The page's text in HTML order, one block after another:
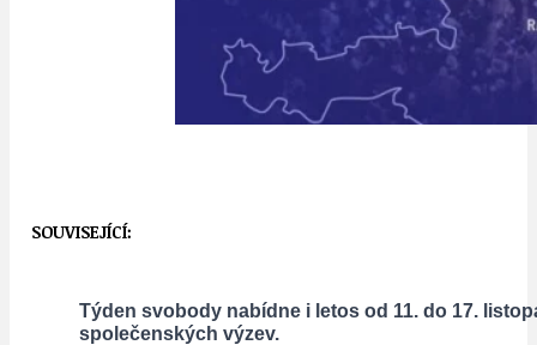
SOUVISEJÍCÍ:
Týden svobody nabídne i letos od 11. do 17.
společenských výzev.